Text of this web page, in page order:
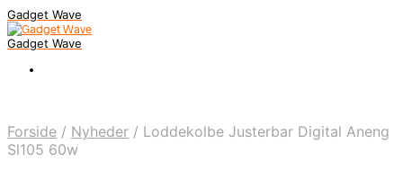
Gadget Wave
Gadget Wave
Forside / Nyheder / Loddekolbe Justerbar Digital Aneng
Sl105 60w